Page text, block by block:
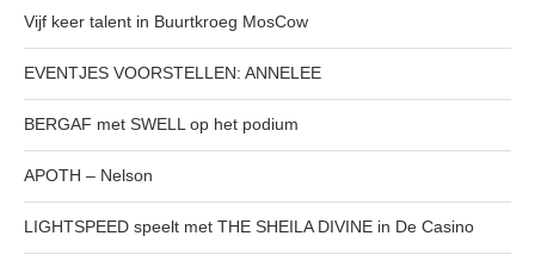
Vijf keer talent in Buurtkroeg MosCow
EVENTJES VOORSTELLEN: ANNELEE
BERGAF met SWELL op het podium
APOTH – Nelson
LIGHTSPEED speelt met THE SHEILA DIVINE in De Casino